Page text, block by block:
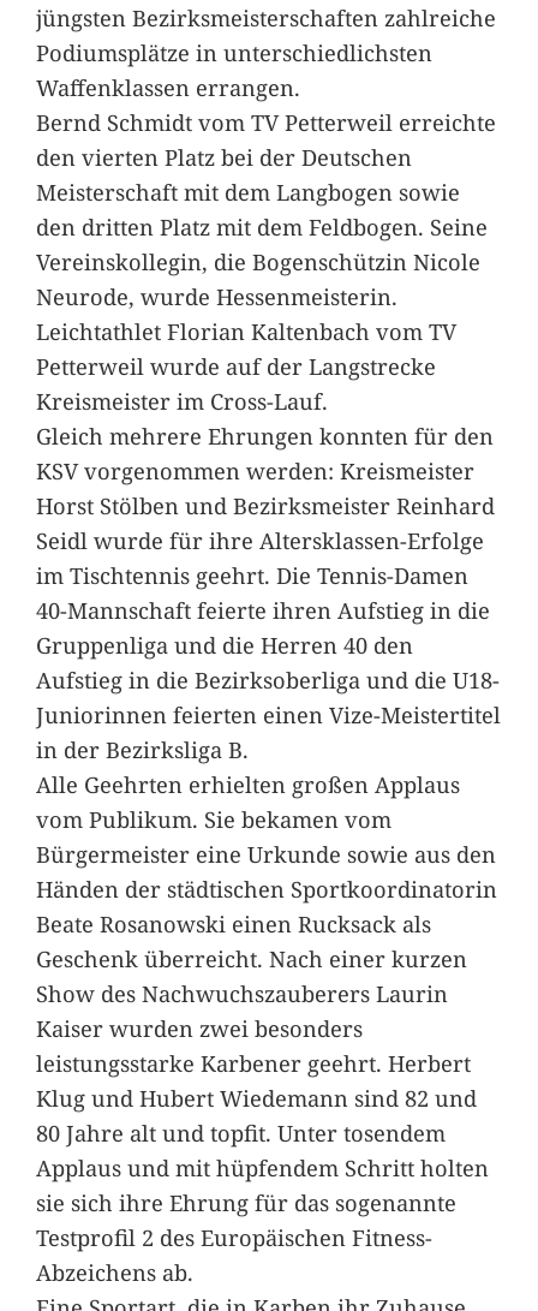
jüngsten Bezirksmeisterschaften zahlreiche
Podiumsplätze in unterschiedlichsten
Waffenklassen errangen.
Bernd Schmidt vom TV Petterweil erreichte
den vierten Platz bei der Deutschen
Meisterschaft mit dem Langbogen sowie
den dritten Platz mit dem Feldbogen. Seine
Vereinskollegin, die Bogenschützin Nicole
Neurode, wurde Hessenmeisterin.
Leichtathlet Florian Kaltenbach vom TV
Petterweil wurde auf der Langstrecke
Kreismeister im Cross-Lauf.
Gleich mehrere Ehrungen konnten für den
KSV vorgenommen werden: Kreismeister
Horst Stölben und Bezirksmeister Reinhard
Seidl wurde für ihre Altersklassen-Erfolge
im Tischtennis geehrt. Die Tennis-Damen
40-Mannschaft feierte ihren Aufstieg in die
Gruppenliga und die Herren 40 den
Aufstieg in die Bezirksoberliga und die U18-
Juniorinnen feierten einen Vize-Meistertitel
in der Bezirksliga B.
Alle Geehrten erhielten großen Applaus
vom Publikum. Sie bekamen vom
Bürgermeister eine Urkunde sowie aus den
Händen der städtischen Sportkoordinatorin
Beate Rosanowski einen Rucksack als
Geschenk überreicht. Nach einer kurzen
Show des Nachwuchszauberers Laurin
Kaiser wurden zwei besonders
leistungsstarke Karbener geehrt. Herbert
Klug und Hubert Wiedemann sind 82 und
80 Jahre alt und topfit. Unter tosendem
Applaus und mit hüpfendem Schritt holten
sie sich ihre Ehrung für das sogenannte
Testprofil 2 des Europäischen Fitness-
Abzeichens ab.